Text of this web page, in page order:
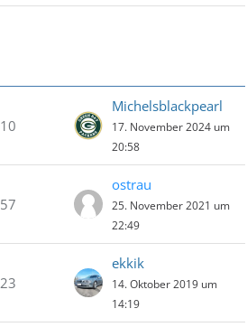
10
Michelsblackpearl
17. November 2024 um
20:58
57
ostrau
25. November 2021 um
22:49
23
ekkik
14. Oktober 2019 um
14:19